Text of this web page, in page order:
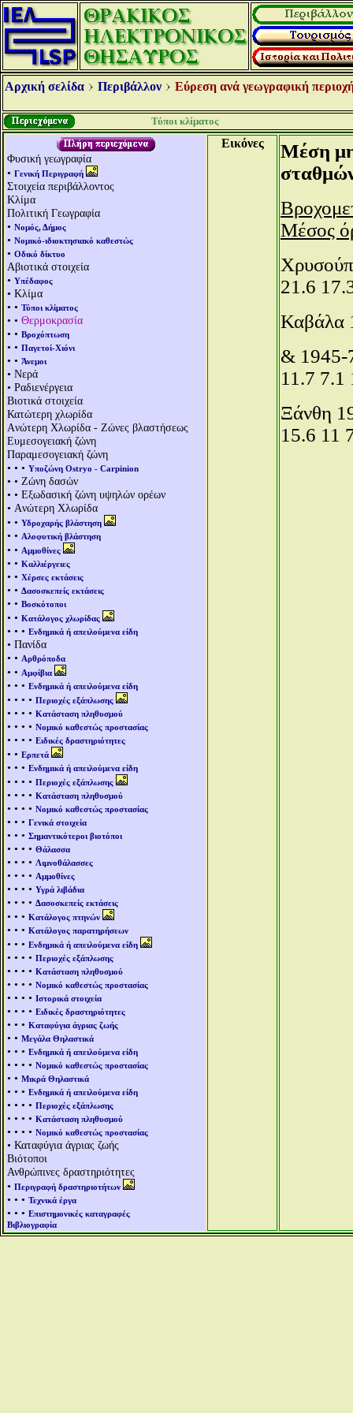
Αρχική σελίδα Περιβάλλον Εύρεση ανά γεωγραφική
Τύποι κλίματος
Φυσική γεωγραφία
• Γενική Περιγραφή
Στοιχεία περιβάλλοντος
Κλίμα
Πολιτική Γεωγραφία
• Νομός, Δήμος
• Νομικό-ιδιοκτησιακό καθεστώς
• Οδικό δίκτυο
Αβιοτικά στοιχεία
• Υπέδαφος
• Κλίμα
• • Τύποι κλίματος
• • Θερμοκρασία
• • Βροχόπτωση
• • Παγετοί-Χιόνι
• • Άνεμοι
• Νερά
• Ραδιενέργεια
Βιοτικά στοιχεία
Κατώτερη χλωρίδα
Aνώτερη Χλωρίδα - Ζώνες βλαστήσεως
Ευμεσογειακή ζώνη
Παραμεσογειακή ζώνη
• • • Υποζώνη Ostryo - Carpinion
• • Ζώνη δασών
• • Εξωδασική ζώνη υψηλών ορέων
• Aνώτερη Χλωρίδα
• • Υδροχαρής βλάστηση
• • Αλοφυτική βλάστηση
• • Αμμοθίνες
• • Καλλιέργειες
• • Χέρσες εκτάσεις
• • Δασοσκεπείς εκτάσεις
• • Βοσκότοποι
• • Κατάλογος χλωρίδας
• • • Ενδημικά ή απειλούμενα είδη
• Πανίδα
• • Αρθρόποδα
• • Αμφίβια
• • • Ενδημικά ή απειλούμενα είδη
• • • • Περιοχές εξάπλωσης
• • • • Κατάσταση πληθυσμού
• • • • Νομικό καθεστώς προστασίας
• • • • Ειδικές δραστηριότητες
• • Ερπετά
• • • Ενδημικά ή απειλούμενα είδη
• • • • Περιοχές εξάπλωσης
• • • • Κατάσταση πληθυσμού
• • • • Νομικό καθεστώς προστασίας
• • • Γενικά στοιχεία
• • • Σημαντικότεροι βιοτόποι
• • • • Θάλασσα
• • • • Λιμνοθάλασσες
• • • • Αμμοθίνες
• • • • Υγρά λιβάδια
• • • • Δασοσκεπείς εκτάσεις
• • • Κατάλογος πτηνών
• • • Κατάλογος παρατηρήσεων
• • • Ενδημικά ή απειλούμενα είδη
• • • • Περιοχές εξάπλωσης
• • • • Κατάσταση πληθυσμού
• • • • Νομικό καθεστώς προστασίας
• • • • Ιστορικά στοιχεία
• • • • Ειδικές δραστηριότητες
• • • Καταφύγια άγριας ζωής
• • Μεγάλα Θηλαστικά
• • • Ενδημικά ή απειλούμενα είδη
• • • • Νομικό καθεστώς προστασίας
• • Μικρά Θηλαστικά
• • • Ενδημικά ή απειλούμενα είδη
• • • • Περιοχές εξάπλωσης
• • • • Κατάσταση πληθυσμού
• • • • Νομικό καθεστώς προστασίας
• Καταφύγια άγριας ζωής
Βιότοποι
Ανθρώπινες δραστηριότητες
• Περιγραφή δραστηριοτήτων
• • • Τεχνικά έργα
• • • Επιστημονικές καταγραφές
Βιβλιογραφία
Εικόνες
Μέση
Μέσος
21.6
Καβάλα
& 1945-
11.7 7.1
Ξάνθη
15.6 11